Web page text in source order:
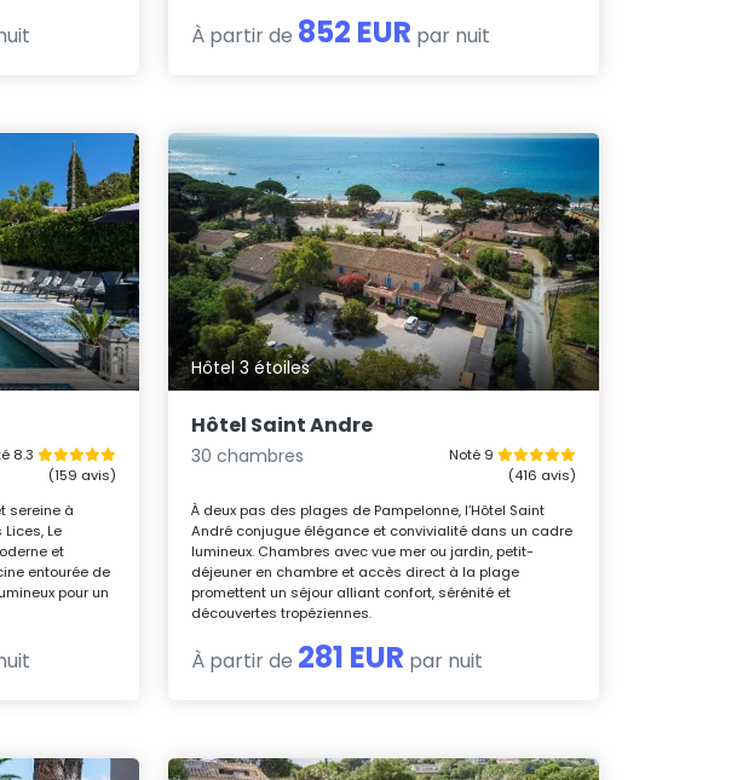
À partir de 852 EUR par nuit
8.3
(159 avis)
sereine à
Le
et
entourée de
pour un
Hôtel 3 étoiles
Hôtel Saint Andre
30 chambres
Noté 9
(416 avis)
À deux pas des plages de Pampelonne, l’Hôtel Saint
André conjugue élégance et convivialité dans un cadre
lumineux. Chambres avec vue mer ou jardin, petit-
déjeuner en chambre et accès direct à la plage
promettent un séjour alliant confort, sérénité et
découvertes tropéziennes.
À partir de 281 EUR par nuit